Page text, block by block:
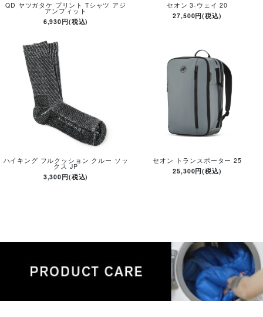
QD ヤツガタケ プリント Tシャツ アジ
アンフィット
6,930円(税込)
セオン 3-ウェイ 20
27,500円(税込)
ハイキング フルクッション クルー ソッ
クス JP
3,300円(税込)
セオン トランスポーター 25
25,300円(税込)